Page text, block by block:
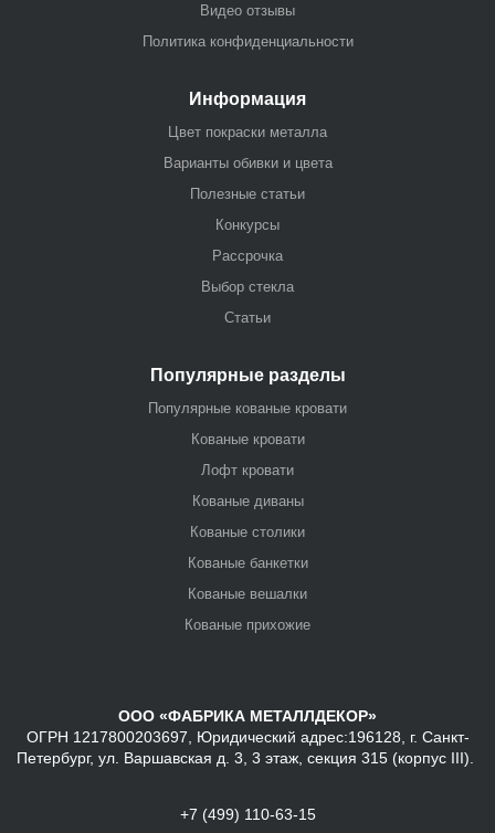
Видео отзывы
Политика конфиденциальности
Информация
Цвет покраски металла
Варианты обивки и цвета
Полезные статьи
Конкурсы
Рассрочка
Выбор стекла
Статьи
Популярные разделы
Популярные кованые кровати
Кованые кровати
Лофт кровати
Кованые диваны
Кованые столики
Кованые банкетки
Кованые вешалки
Кованые прихожие
ООО «ФАБРИКА МЕТАЛЛДЕКОР»
ОГРН 1217800203697, Юридический адрес:196128, г. Санкт-
Петербург, ул. Варшавская д. 3, 3 этаж, секция 315 (корпус III).
+7 (499) 110-63-15